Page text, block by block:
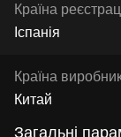
Країна
Іспанія
Країна
Китай
Загальні